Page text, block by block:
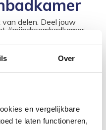
Over
en vergelijkbare
te laten functioneren,
delen. Deel jouw
#mijndroombadkamer
vol met unieke
je mee?